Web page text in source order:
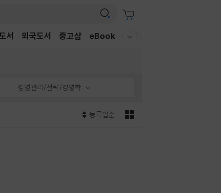
서 외국도서 중고샵 eBook CD/LP
경영관리/전략/경영학
등록일순